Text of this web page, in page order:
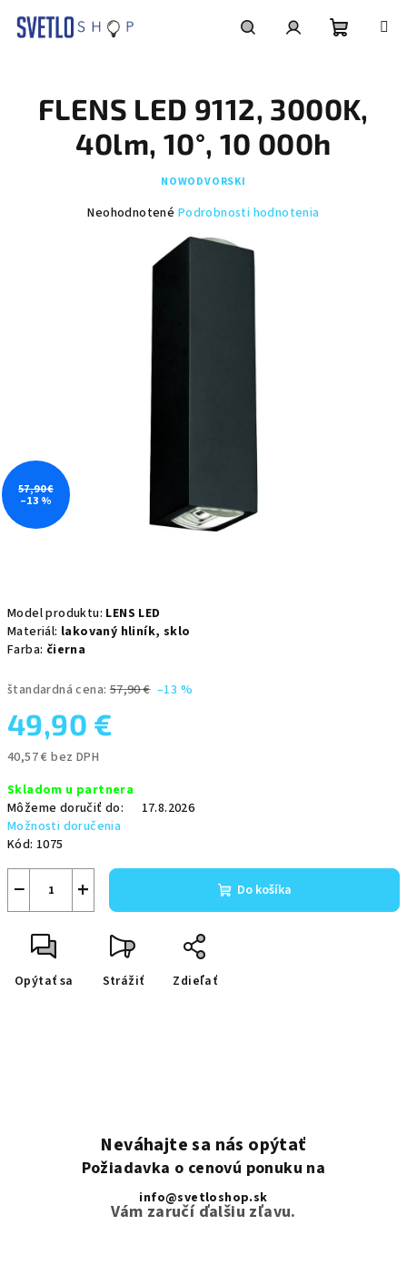
košík
Model produktu: LENS LED
Materiál: lakovaný hliník, sklo
Farba: čierna
štandardná cena: 57,90 € –13 %
49,90 €
40,57 € bez DPH
cena:
Skladom u partnera
Môžeme doručiť do:
17.8.2026
Možnosti doručenia
Kód: 1075
+
− Do košíka
Opýtať sa Strážiť Zdieľať
FLENS LED 9112, 3000K,
40lm, 10°, 10 000h
NOWODVORSKI
Priemerné
Neohodnotené Podrobnosti hodnotenia
57,90 €
–13 %
Neváhajte sa nás opýtať
Požiadavka o cenovú ponuku na
info@svetloshop.sk
Vám zaručí ďalšiu zľavu.